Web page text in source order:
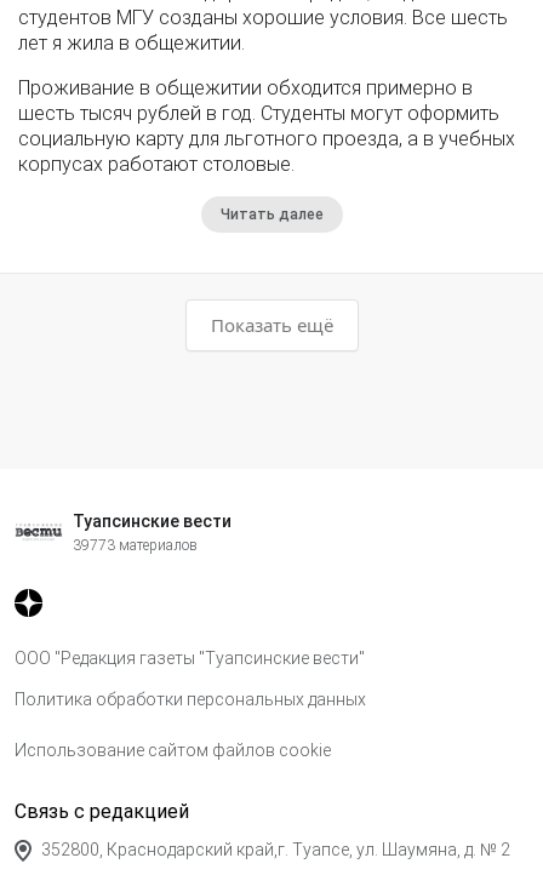
студентов МГУ созданы хорошие условия. Все шесть
лет я жила в общежитии.
Проживание в общежитии обходится примерно в
шесть тысяч рублей в год. Студенты могут оформить
социальную карту для льготного проезда, а в учебных
корпусах работают столовые.
Читать далее
Показать ещё
Туапсинские вести
39773 материалов
ООО "Редакция газеты "Туапсинские вести"
Политика обработки персональных данных
Использование сайтом файлов cookie
Связь с редакцией
352800, Краснодарский край,г. Туапсе, ул. Шаумяна, д. № 2